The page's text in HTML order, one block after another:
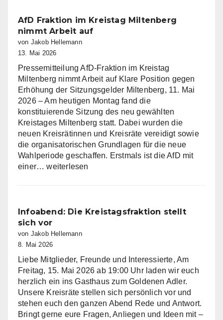
eine
gesegnete
Christi
AfD Fraktion im Kreistag Miltenberg
nimmt Arbeit auf
von Jakob Hellemann
13. Mai 2026
Pressemitteilung AfD-Fraktion im Kreistag
Miltenberg nimmt Arbeit auf Klare Position gegen
Erhöhung der Sitzungsgelder Miltenberg, 11. Mai
2026 – Am heutigen Montag fand die
konstituierende Sitzung des neu gewählten
Kreistages Miltenberg statt. Dabei wurden die
neuen Kreisrätinnen und Kreisräte vereidigt sowie
die organisatorischen Grundlagen für die neue
Wahlperiode geschaffen. Erstmals ist die AfD mit
einer…AfD
Miltenberg
nimmt
Arbeit
auf
weiterlesen
Infoabend: Die Kreistagsfraktion stellt
sich vor
von Jakob Hellemann
8. Mai 2026
Liebe Mitglieder, Freunde und Interessierte, Am
Freitag, 15. Mai 2026 ab 19:00 Uhr laden wir euch
herzlich ein ins Gasthaus zum Goldenen Adler.
Unsere Kreisräte stellen sich persönlich vor und
stehen euch den ganzen Abend Rede und Antwort.
Bringt gerne eure Fragen, Anliegen und Ideen mit –